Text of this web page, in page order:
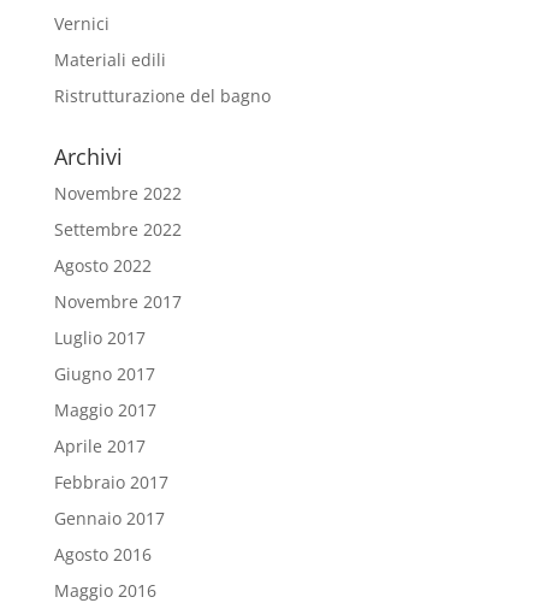
Vernici
Materiali edili
Ristrutturazione del bagno
Archivi
Novembre 2022
Settembre 2022
Agosto 2022
Novembre 2017
Luglio 2017
Giugno 2017
Maggio 2017
Aprile 2017
Febbraio 2017
Gennaio 2017
Agosto 2016
Maggio 2016